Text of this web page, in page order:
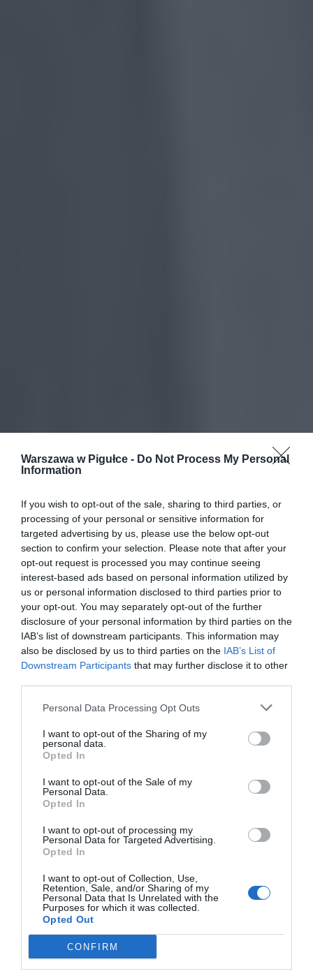
Warszawa w Pigułce - Do Not Process My Personal
Information
If you wish to opt-out of the sale, sharing to third parties, or
processing of your personal or sensitive information for
targeted advertising by us, please use the below opt-out
section to confirm your selection. Please note that after your
opt-out request is processed you may continue seeing
interest-based ads based on personal information utilized by
us or personal information disclosed to third parties prior to
your opt-out. You may separately opt-out of the further
disclosure of your personal information by third parties on the
IAB’s list of downstream participants. This information may
also be disclosed by us to third parties on the IAB’s List of
Downstream Participants that may further disclose it to other
Personal Data Processing Opt Outs
I want to opt-out of the Sharing of my
personal data.
Opted In
I want to opt-out of the Sale of my
Personal Data.
Opted In
I want to opt-out of processing my
Personal Data for Targeted Advertising.
Opted In
I want to opt-out of Collection, Use,
Retention, Sale, and/or Sharing of my
Personal Data that Is Unrelated with the
Purposes for which it was collected.
Opted Out
CONFIRM